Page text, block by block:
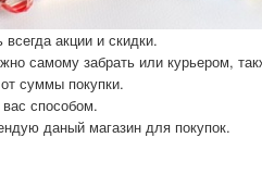
акции и скидки.
самому забрать или курьером,
суммы покупки.
способом.
даный магазин для покупок.